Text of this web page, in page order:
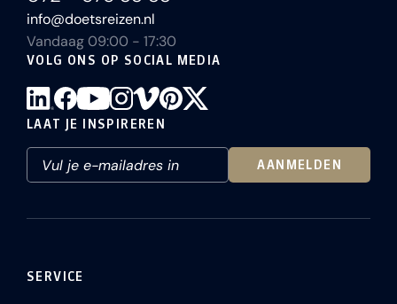
info@doetsreizen.nl
Vandaag 09:00 - 17:30
VOLG ONS OP SOCIAL MEDIA
LAAT JE INSPIREREN
AANMELDEN
SERVICE